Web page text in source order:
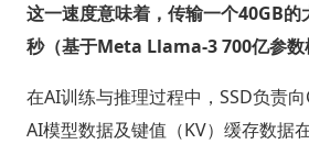
这一速度意味着，传输一个40GB
秒（基于Meta Llama-3 700亿参数
在AI训练与推理过程中，SSD负责
AI模型数据及键值（KV）缓存数据